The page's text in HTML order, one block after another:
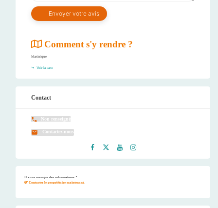
Comment s'y rendre ?
Martinique
Voir la carte
Contact
Non renseigné
Contactez-nous
Il vous manque des informations ?
Contactez le propriétaire maintenant.